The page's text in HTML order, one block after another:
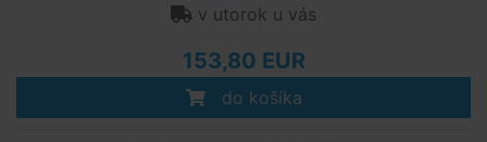
v utorok u vás
153,80 EUR
do košíka